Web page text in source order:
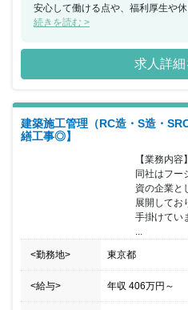
安心して働ける点や、福利厚生や
力ある企業です。また、土日祝休
を最大限に生かし、キャリアアッ
にもオススメのポジションです。
続きを読む >
求人詳細
建築施工管理（RC造・S造・
繕工事◎】
【業務内容】
同社はフー
資の企業と
展開してお
手掛けてい
<勤務地> 東京都
<給与> 年収 406万円 ～